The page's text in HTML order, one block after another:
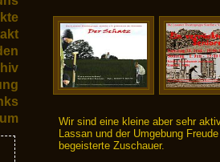
Wir sind eine kleine aber sehr
Lassan und der Umgebung
begeisterte Zuschauer.